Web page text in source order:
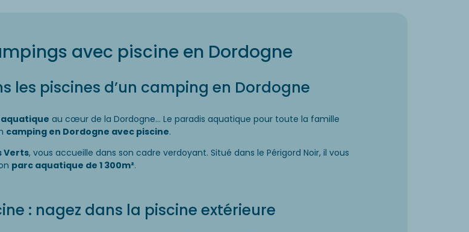
avec piscine en Dordogne
les piscines d’un camping en Dordogne
aquatique au cœur de la Dordogne… Le paradis aquatique pour toute la famille
camping en Dordogne avec piscine.
Verts, vous accueille dans son cadre verdoyant. Situé dans le Périgord Noir, il vous
parc aquatique de 1 300m².
: nagez dans la piscine extérieure